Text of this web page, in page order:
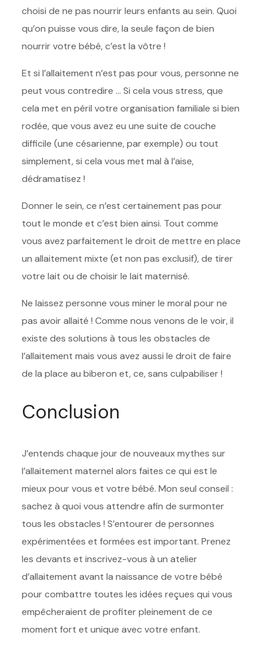
choisi de ne pas nourrir leurs enfants au sein. Quoi
qu’on puisse vous dire, la seule façon de bien
nourrir votre bébé, c’est la vôtre !
Et si l’allaitement n’est pas pour vous, personne ne
peut vous contredire … Si cela vous stress, que
cela met en péril votre organisation familiale si bien
rodée, que vous avez eu une suite de couche
difficile (une césarienne, par exemple) ou tout
simplement, si cela vous met mal à l’aise,
dédramatisez !
Donner le sein, ce n’est certainement pas pour
tout le monde et c’est bien ainsi. Tout comme
vous avez parfaitement le droit de mettre en place
un allaitement mixte (et non pas exclusif), de tirer
votre lait ou de choisir le lait maternisé.
Ne laissez personne vous miner le moral pour ne
pas avoir allaité ! Comme nous venons de le voir, il
existe des solutions à tous les obstacles de
l’allaitement mais vous avez aussi le droit de faire
de la place au biberon et, ce, sans culpabiliser !
Conclusion
J’entends chaque jour de nouveaux mythes sur
l’allaitement maternel alors faites ce qui est le
mieux pour vous et votre bébé. Mon seul conseil :
sachez à quoi vous attendre afin de surmonter
tous les obstacles ! S’entourer de personnes
expérimentées et formées est important. Prenez
les devants et inscrivez-vous à un atelier
d’allaitement avant la naissance de votre bébé
pour combattre toutes les idées reçues qui vous
empêcheraient de profiter pleinement de ce
moment fort et unique avec votre enfant.